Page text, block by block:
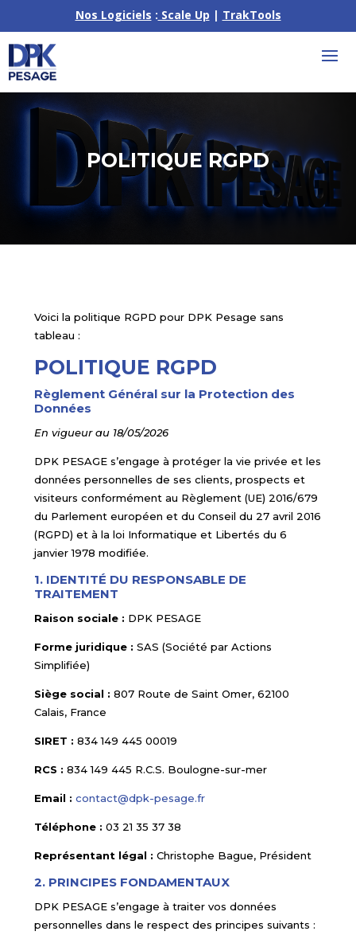
Nos Logiciels : Scale Up | TrakTools
POLITIQUE RGPD
Voici la politique RGPD pour DPK Pesage sans
tableau :
POLITIQUE RGPD
Règlement Général sur la Protection des
Données
En vigueur au 18/05/2026
DPK PESAGE s’engage à protéger la vie privée et les
données personnelles de ses clients, prospects et
visiteurs conformément au Règlement (UE) 2016/679
du Parlement européen et du Conseil du 27 avril 2016
(RGPD) et à la loi Informatique et Libertés du 6
janvier 1978 modifiée.
1. IDENTITÉ DU RESPONSABLE DE
TRAITEMENT
Raison sociale : DPK PESAGE
Forme juridique : SAS (Société par Actions
Simplifiée)
Siège social : 807 Route de Saint Omer, 62100
Calais, France
SIRET : 834 149 445 00019
RCS : 834 149 445 R.C.S. Boulogne-sur-mer
Email : contact@dpk-pesage.fr
Téléphone : 03 21 35 37 38
Représentant légal : Christophe Bague, Président
2. PRINCIPES FONDAMENTAUX
DPK PESAGE s’engage à traiter vos données
personnelles dans le respect des principes suivants :